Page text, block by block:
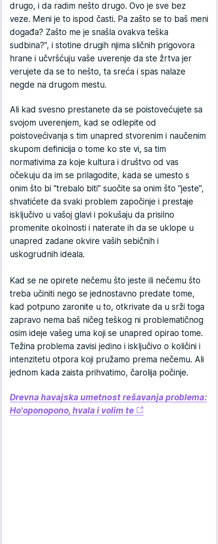
drugo, i da radim nešto drugo. Ovo je sve bez
veze. Meni je to ispod časti. Pa zašto se to baš meni
događa? Zašto me je snašla ovakva teška
sudbina?", i stotine drugih njima sličnih prigovora
hrane i učvršćuju vaše uverenje da ste žrtva jer
verujete da se to nešto, ta sreća i spas nalaze
negde na drugom mestu.
Ali kad svesno prestanete da se poistovećujete sa
svojom uverenjem, kad se odlepite od
poistovećivanja s tim unapred stvorenim i naučenim
skupom definicija o tome ko ste vi, sa tim
normativima za koje kultura i društvo od vas
očekuju da im se prilagodite, kada se umesto s
onim što bi "trebalo biti" suočite sa onim što "jeste",
shvatićete da svaki problem započinje i prestaje
isključivo u vašoj glavi i pokušaju da prisilno
promenite okolnosti i naterate ih da se uklope u
unapred zadane okvire vaših sebičnih i
uskogrudnih ideala.
Kad se ne opirete nečemu što jeste ili nečemu što
treba učiniti nego se jednostavno predate tome,
kad potpuno zaronite u to, otkrivate da u srži toga
zapravo nema baš ničeg teškog ni problematičnog
osim ideje vašeg uma koji se unapred opirao tome.
Težina problema zavisi jedino i isključivo o količini i
intenzitetu otpora koji pružamo prema nečemu. Ali
jednom kada zaista prihvatimo, čarolija počinje.
Drevna havajska umetnost rešavanja problema:
Ho'oponopono, hvala i volim te